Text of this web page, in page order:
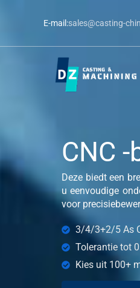
de
E-mail:sales@casting-
CNC
Deze biedt een
u eenvoudige
voor
3/4/3+2/5 As
Tolerantie tot
Kies uit 100+